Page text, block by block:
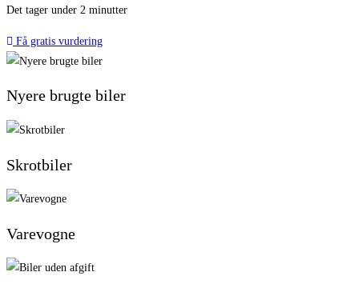
Det tager under 2 minutter
Få gratis vurdering
Nyere brugte biler
Skrotbiler
Varevogne